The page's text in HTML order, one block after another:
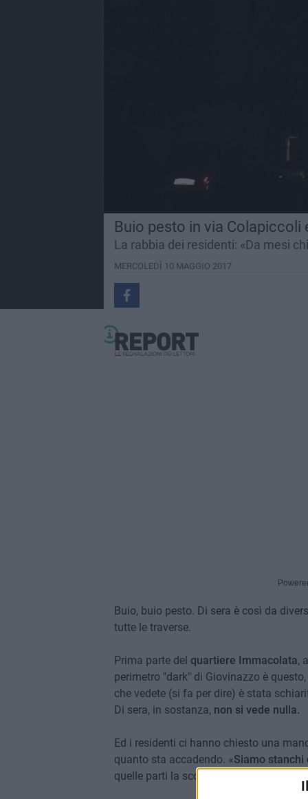
Buio pesto in via Colapiccoli
La rabbia dei residenti: «Da mesi
MERCOLEDÌ 10 MAGGIO 2017
Buio, buio pesto. Di sera è così da
tutte le traverse.
Prima parte del quartiere Immacolata,
perimetro "dark" di Giovinazzo è
che vedete (si fa per dire) è stata
Di sera, in sostanza, non si vede nulla.
Ed i residenti ci hanno chiesto una
quanto sta accadendo. «Siamo stanchi
quelle parti la scorta di pazienza è finita.